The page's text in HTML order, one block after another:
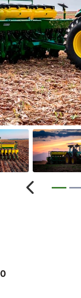
Anterior